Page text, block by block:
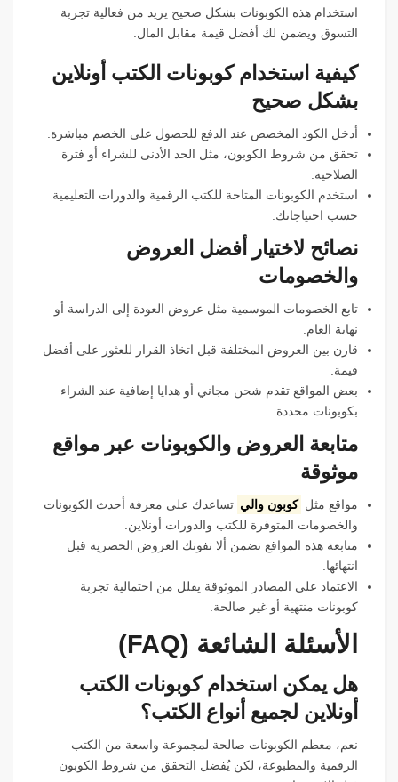
استخدام هذه الكوبونات بشكل صحيح يزيد من فعالية تجربة
التسوق ويضمن لك أفضل قيمة مقابل المال.
كيفية استخدام كوبونات الكتب أونلاين
بشكل صحيح
أدخل الكود المخصص عند الدفع للحصول على الخصم مباشرة.
تحقق من شروط الكوبون، مثل الحد الأدنى للشراء أو فترة
الصلاحية.
استخدم الكوبونات المتاحة للكتب الرقمية والدورات التعليمية
حسب احتياجاتك.
نصائح لاختيار أفضل العروض
والخصومات
تابع الخصومات الموسمية مثل عروض العودة إلى الدراسة أو
نهاية العام.
قارن بين العروض المختلفة قبل اتخاذ القرار للعثور على أفضل
قيمة.
بعض المواقع تقدم شحن مجاني أو هدايا إضافية عند الشراء
بكوبونات محددة.
متابعة العروض والكوبونات عبر مواقع
موثوقة
مواقع مثل كوبون والي تساعدك على معرفة أحدث الكوبونات
والخصومات المتوفرة للكتب والدورات أونلاين.
متابعة هذه المواقع تضمن ألا تفوتك العروض الحصرية قبل
انتهائها.
الاعتماد على المصادر الموثوقة يقلل من احتمالية تجربة
كوبونات منتهية أو غير صالحة.
الأسئلة الشائعة (FAQ)
هل يمكن استخدام كوبونات الكتب
أونلاين لجميع أنواع الكتب؟
نعم، معظم الكوبونات صالحة لمجموعة واسعة من الكتب
الرقمية والمطبوعة، لكن يُفضل التحقق من شروط الكوبون